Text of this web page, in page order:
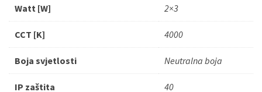
Watt [W] 2×3
CCT [K] 4000
Boja svjetlosti Neutralna boja
IP zaštita 40